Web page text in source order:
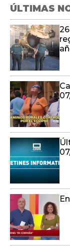
ÚLTIMAS